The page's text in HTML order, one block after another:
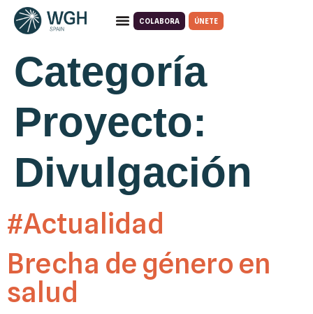
COLABORA ÚNETE
Categoría
Proyecto:
Divulgación
#Actualidad
Brecha de género en
salud